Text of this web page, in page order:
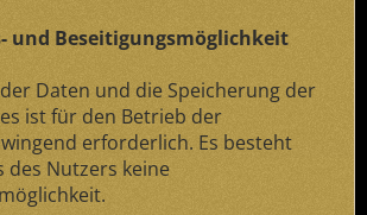
und Beseitigungsmöglichkeit
Daten und die Speicherung der
ist für den Betrieb der
erforderlich. Es besteht
des Nutzers keine